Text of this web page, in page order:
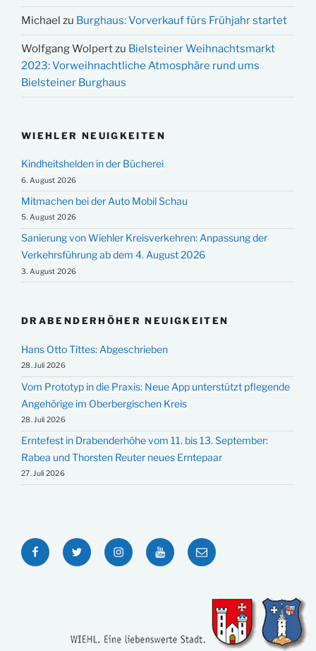
Michael zu Burghaus: Vorverkauf fürs Frühjahr startet
Wolfgang Wolpertzu Bielsteiner Weihnachtsmarkt
2023: Vorweihnachtliche Atmosphäre rund ums
Bielsteiner Burghaus
WIEHLER NEUIGKEITEN
Kindheitshelden in der Bücherei
6. August 2026
Mitmachen bei der Auto Mobil Schau
5. August 2026
Sanierung von Wiehler Kreisverkehren: Anpassung der
Verkehrsführung ab dem 4. August 2026
3. August 2026
DRABENDERHÖHER NEUIGKEITEN
Hans Otto Tittes: Abgeschrieben
28. Juli 2026
Vom Prototyp in die Praxis: Neue App unterstützt pflegende
Angehörige im Oberbergischen Kreis
28. Juli 2026
Erntefest in Drabenderhöhe vom 11. bis 13. September:
Rabea und Thorsten Reuter neues Erntepaar
27. Juli 2026
FacebookTwitter InstagramYouTubeE-
Mail